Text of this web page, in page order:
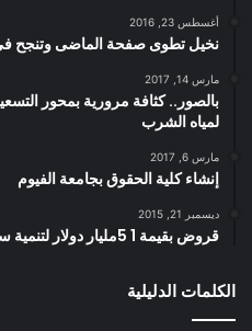
أغسطس 23, 2016
نخيل تطوى صفحة الماضى وتنجح فى
مارس 14, 2017
بالصور.. كثافة مرورية بمحور
لمياه الشرب
مارس 6, 2017
إنشاء كلية الحقوق بجامعة الفيوم
ديسمبر 21, 2015
قروض بقيمة 1 5مليار دولار لتنمية سيناء
الكلمات الدليلية